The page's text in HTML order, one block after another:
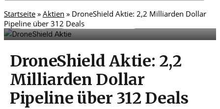
Startseite » Aktien » DroneShield Aktie: 2,2 Milliarden Dollar
Pipeline über 312 Deals
Aktien , Unternehmensnews
DroneShield Aktie: 2,2
Milliarden Dollar
Pipeline über 312 Deals